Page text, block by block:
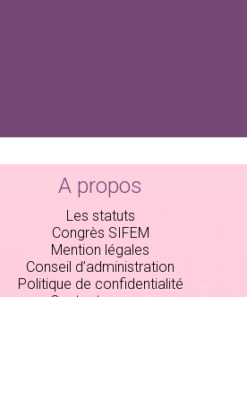
A propos
Les statuts
Congrès SIFEM
Mention légales
Conseil d’administration
Politique de confidentialité
Contactez-nous